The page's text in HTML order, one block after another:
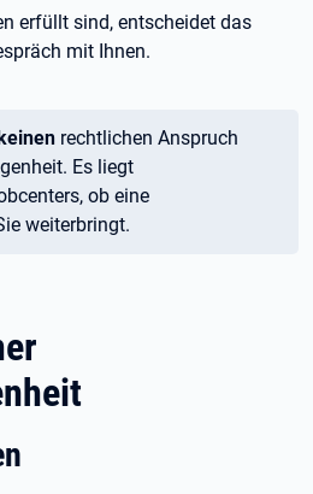
erfüllt sind, entscheidet das
mit Ihnen.
rechtlichen Anspruch
Es liegt
ob eine
weiterbringt.